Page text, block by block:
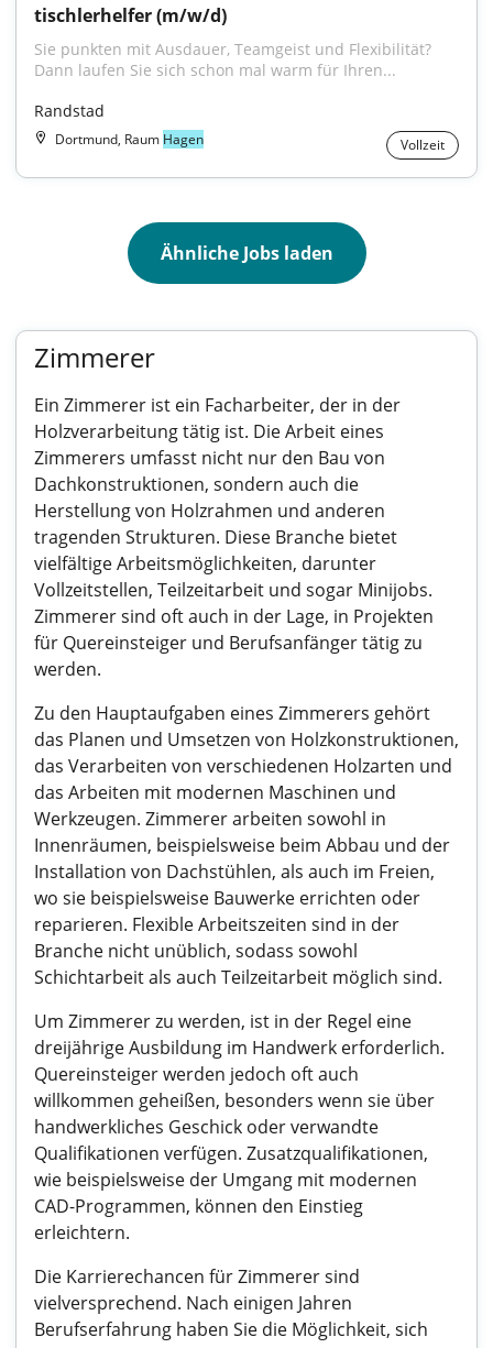
tischlerhelfer (m/w/d)
Sie punkten mit Ausdauer, Teamgeist und Flexibilität?
Dann laufen Sie sich schon mal warm für Ihren...
Randstad
Dortmund, Raum Hagen Vollzeit
Ähnliche Jobs laden
Zimmerer
Ein Zimmerer ist ein Facharbeiter, der in der
Holzverarbeitung tätig ist. Die Arbeit eines
Zimmerers umfasst nicht nur den Bau von
Dachkonstruktionen, sondern auch die
Herstellung von Holzrahmen und anderen
tragenden Strukturen. Diese Branche bietet
vielfältige Arbeitsmöglichkeiten, darunter
Vollzeitstellen, Teilzeitarbeit und sogar Minijobs.
Zimmerer sind oft auch in der Lage, in Projekten
für Quereinsteiger und Berufsanfänger tätig zu
werden.
Zu den Hauptaufgaben eines Zimmerers gehört
das Planen und Umsetzen von Holzkonstruktionen,
das Verarbeiten von verschiedenen Holzarten und
das Arbeiten mit modernen Maschinen und
Werkzeugen. Zimmerer arbeiten sowohl in
Innenräumen, beispielsweise beim Abbau und der
Installation von Dachstühlen, als auch im Freien,
wo sie beispielsweise Bauwerke errichten oder
reparieren. Flexible Arbeitszeiten sind in der
Branche nicht unüblich, sodass sowohl
Schichtarbeit als auch Teilzeitarbeit möglich sind.
Um Zimmerer zu werden, ist in der Regel eine
dreijährige Ausbildung im Handwerk erforderlich.
Quereinsteiger werden jedoch oft auch
willkommen geheißen, besonders wenn sie über
handwerkliches Geschick oder verwandte
Qualifikationen verfügen. Zusatzqualifikationen,
wie beispielsweise der Umgang mit modernen
CAD-Programmen, können den Einstieg
erleichtern.
Die Karrierechancen für Zimmerer sind
vielversprechend. Nach einigen Jahren
Berufserfahrung haben Sie die Möglichkeit, sich